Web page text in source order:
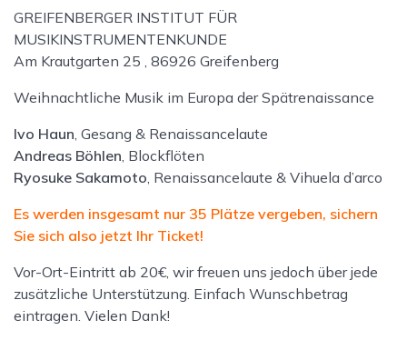
GREIFENBERGER INSTITUT FÜR
MUSIKINSTRUMENTENKUNDE
Am Krautgarten 25 , 86926 Greifenberg
Weihnachtliche Musik im Europa der Spätrenaissance
Ivo Haun , Gesang & Renaissancelaute
Andreas Böhlen , Blockflöten
Ryosuke Sakamoto , Renaissancelaute & Vihuela d’arco
Es werden insgesamt nur 35 Plätze vergeben, sichern
Sie sich also jetzt Ihr Ticket!
Vor-Ort-Eintritt ab 20€, wir freuen uns jedoch über jede
zusätzliche Unterstützung. Einfach Wunschbetrag
eintragen. Vielen Dank!